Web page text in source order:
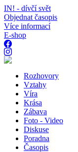
IN! - dívčí svět
Objednat časopis
Více informací
E-shop
Rozhovory
Vztahy
Víra
Krása
Zábava
Foto - Video
Diskuse
Poradna
Časopis